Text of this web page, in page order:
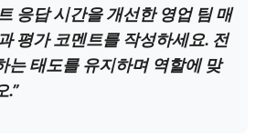
응답 시간을 개선한 영업 팀 매
평가 코멘트를 작성하세요. 전
는 태도를 유지하며 역할에 맞
.”